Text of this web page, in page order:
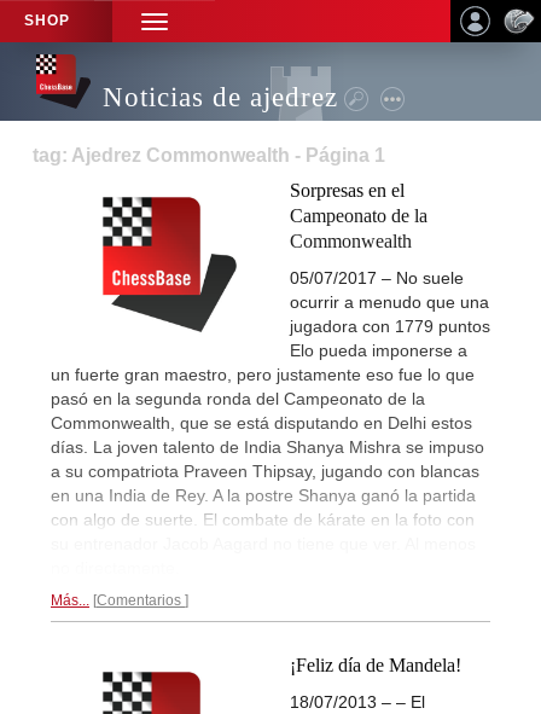
SHOP
TOGGLE
NAVIGATION
Noticias de ajedrez
tag: Ajedrez Commonwealth - Página 1
Sorpresas en el
Campeonato de la
Commonwealth
05/07/2017 – No suele
ocurrir a menudo que una
jugadora con 1779 puntos
Elo pueda imponerse a
un fuerte gran maestro, pero justamente eso fue lo que
pasó en la segunda ronda del Campeonato de la
Commonwealth, que se está disputando en Delhi estos
días. La joven talento de India Shanya Mishra se impuso
a su compatriota Praveen Thipsay, jugando con blancas
en una India de Rey. A la postre Shanya ganó la partida
con algo de suerte. El combate de kárate en la foto con
Más... Comentarios
¡Feliz día de Mandela!
18/07/2013 – – El